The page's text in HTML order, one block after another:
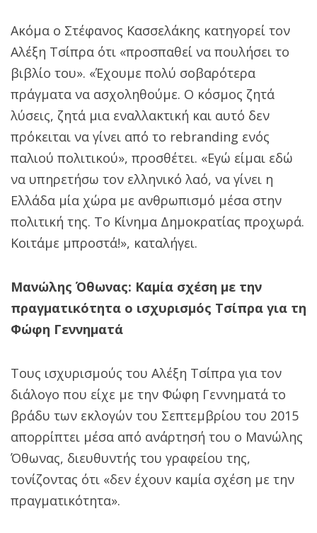
Ακόμα ο Στέφανος Κασσελάκης κατηγορεί τον
Αλέξη Τσίπρα ότι «προσπαθεί να πουλήσει το
βιβλίο του». «Έχουμε πολύ σοβαρότερα
πράγματα να ασχοληθούμε. Ο κόσμος ζητά
λύσεις, ζητά μια εναλλακτική και αυτό δεν
πρόκειται να γίνει από το rebranding ενός
παλιού πολιτικού», προσθέτει. «Εγώ είμαι εδώ
να υπηρετήσω τον ελληνικό λαό, να γίνει η
Ελλάδα μία χώρα με ανθρωπισμό μέσα στην
πολιτική της. Το Κίνημα Δημοκρατίας προχωρά.
Κοιτάμε μπροστά!», καταλήγει.
Μανώλης Όθωνας: Καμία σχέση με την
πραγματικότητα ο ισχυρισμός Τσίπρα για τη
Φώφη Γεννηματά
Τους ισχυρισμούς του Αλέξη Τσίπρα για τον
διάλογο που είχε με την Φώφη Γεννηματά το
βράδυ των εκλογών του Σεπτεμβρίου του 2015
απορρίπτει μέσα από ανάρτησή του ο Μανώλης
Όθωνας, διευθυντής του γραφείου της,
τονίζοντας ότι «δεν έχουν καμία σχέση με την
πραγματικότητα».